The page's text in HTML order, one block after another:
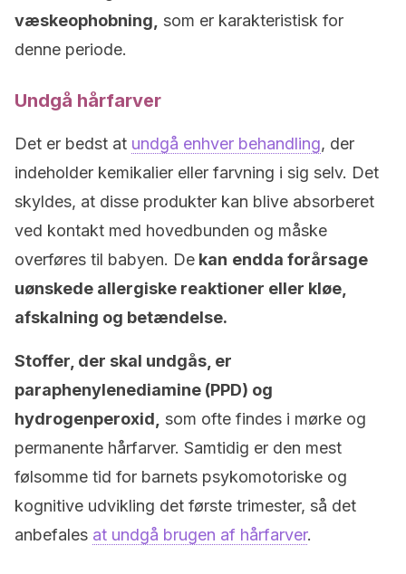
væskeophobning, som er karakteristisk for
denne periode.
Undgå hårfarver
Det er bedst at undgå enhver behandling, der
indeholder kemikalier eller farvning i sig selv. Det
skyldes, at disse produkter kan blive absorberet
ved kontakt med hovedbunden og måske
overføres til babyen. De kan endda forårsage
uønskede allergiske reaktioner eller kløe,
afskalning og betændelse.
Stoffer, der skal undgås, er
paraphenylenediamine (PPD) og
hydrogenperoxid, som ofte findes i mørke og
permanente hårfarver. Samtidig er den mest
følsomme tid for barnets psykomotoriske og
kognitive udvikling det første trimester, så det
anbefales at undgå brugen af hårfarver.